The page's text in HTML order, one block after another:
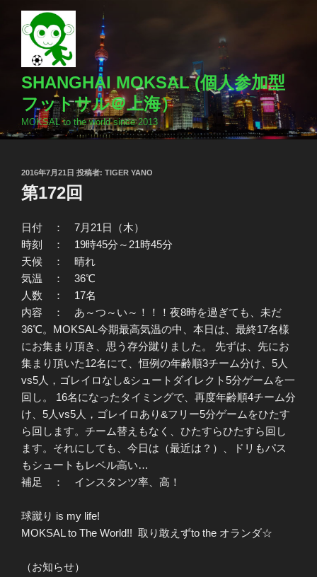
ッ
SHANGHAI MOKSAL (個人参加型
フットサル＠上海）
MOKSAL to the world since 2013
投
稿
日:
2016年7月21日 投稿者: TIGER YANO
第172回
日付 ： 7月21日（木）
時刻 ： 19時45分～21時45分
天候 ： 晴れ
気温 ： 36℃
人数 ： 17名
内容 ： あ～つ～い～！！！夜8時を過ぎても、未だ
36℃。MOKSAL今期最高気温の中、本日は、最終17名様
にお集まり頂き、思う存分蹴りました。 先ずは、先にお
集まり頂いた12名にて、恒例の年齢順3チーム分け、5人
vs5人，ゴレイロなし&シュートダイレクト5分ゲームを一
回し。 16名になったタイミングで、再度年齢順4チーム分
け、5人vs5人，ゴレイロあり&フリー5分ゲームをひたす
ら回します。チーム替えもなく、ひたすらひたすら回し
ます。それにしても、今日は（最近は？）、ドリもパス
もシュートもレベル高い…
補足 ： インスタンツ率、高！
球蹴り is my life!
MOKSAL to The World!! 取り敢えずto the オランダ☆
（お知らせ）